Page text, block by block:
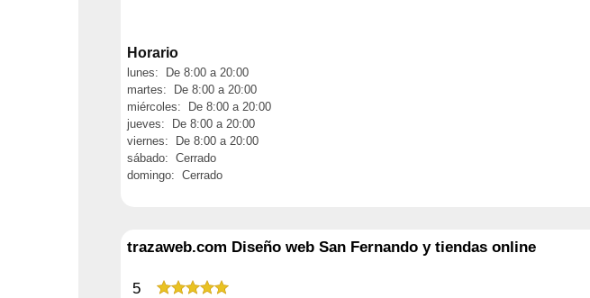
Horario
lunes: De 8:00 a 20:00
martes: De 8:00 a 20:00
miércoles: De 8:00 a 20:00
jueves: De 8:00 a 20:00
viernes: De 8:00 a 20:00
sábado: Cerrado
domingo: Cerrado
trazaweb.com Diseño web San Fernando y tiendas online
5